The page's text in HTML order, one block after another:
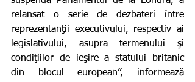
relansat o serie de dezbateri între
reprezentanţii executivului, respectiv ai
legislativului, asupra termenului şi
condiţiilor de ieşire a statului britanic
din blocul european”, informează